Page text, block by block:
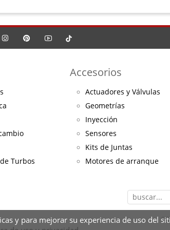
Turbos
Accesorios
Actuadores y Válvulas
Geometrías
Inyección
Sensores
Kits de Juntas
Motores de arranque
y para mejorar su experiencia de uso del